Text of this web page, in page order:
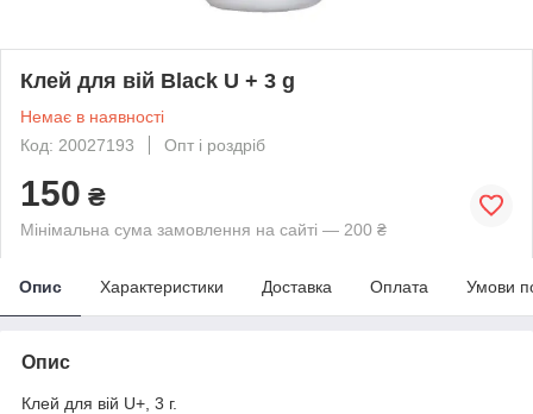
Клей для вій Black U + 3 g
Немає в наявності
Код: 20027193
Опт і роздріб
150 ₴
Мінімальна сума замовлення на сайті — 200 ₴
Опис Характеристики Доставка Оплата Умови
Опис
Клей для вій U+, 3 г.